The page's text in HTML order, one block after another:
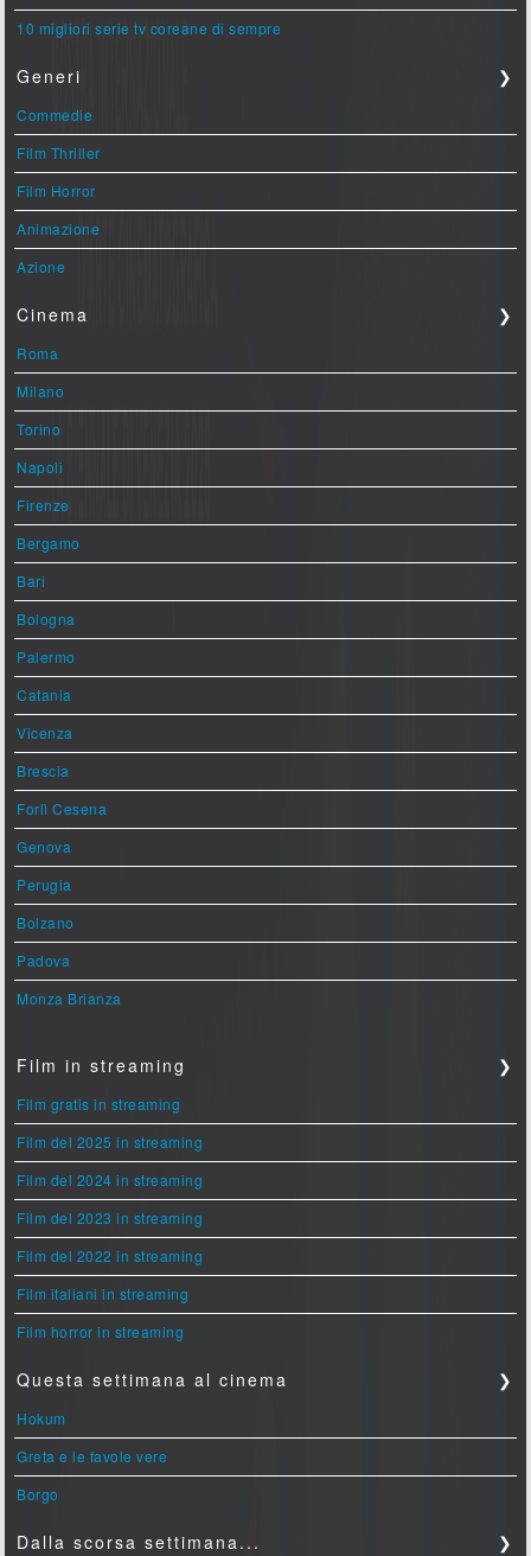
10 migliori serie tv coreane di sempre
Generi ❯
Commedie
Film Thriller
Film Horror
Animazione
Azione
Cinema ❯
Roma
Milano
Torino
Napoli
Firenze
Bergamo
Bari
Bologna
Palermo
Catania
Vicenza
Brescia
Forlì Cesena
Genova
Perugia
Bolzano
Padova
Monza Brianza
Film in streaming ❯
Film gratis in streaming
Film del 2025 in streaming
Film del 2024 in streaming
Film del 2023 in streaming
Film del 2022 in streaming
Film italiani in streaming
Film horror in streaming
Questa settimana al cinema ❯
Hokum
Greta e le favole vere
Borgo
Dalla scorsa settimana... ❯